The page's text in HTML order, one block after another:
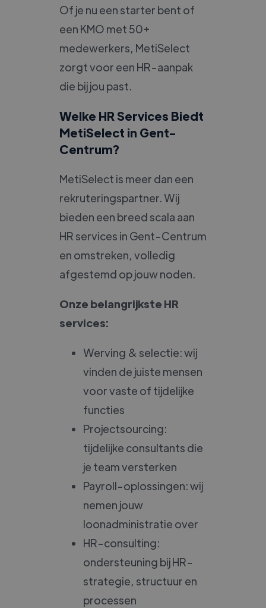
Of je nu een starter bent of
een KMO met 50+
medewerkers, MetiSelect
zorgt voor een HR-aanpak
die bij jou past.
Welke HR Services Biedt
MetiSelect in Gent-
Centrum?
MetiSelect is meer dan een
rekruteringspartner. Wij
bieden een breed scala aan
HR services in Gent-Centrum
en omstreken, volledig
afgestemd op jouw noden.
Onze belangrijkste HR
services:
Werving & selectie: wij
vinden de juiste mensen
voor vaste of tijdelijke
functies
Projectsourcing:
tijdelijke consultants die
je team versterken
Payroll-oplossingen: wij
nemen jouw
loonadministratie over
HR-consulting:
ondersteuning bij HR-
strategie, structuur en
processen